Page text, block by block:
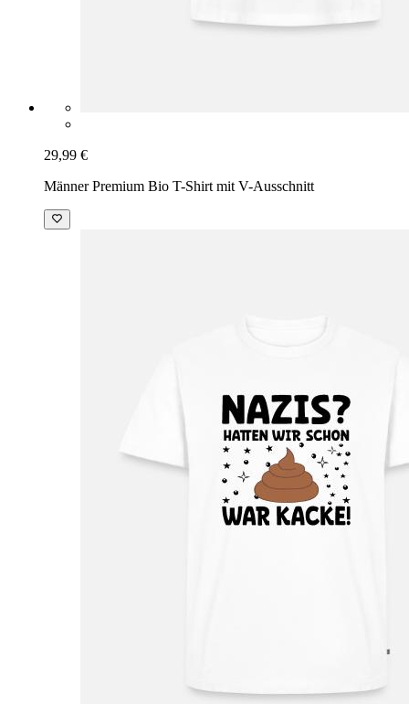
29,99 €
Männer Premium Bio T-Shirt mit V-Ausschnitt